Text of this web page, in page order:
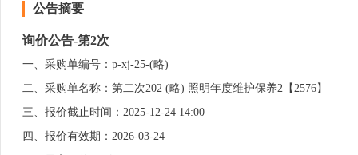
公告摘要
询价公告-第2次
一、采购单编号：p-xj-25-(略)
二、采购单名称：第二次202 (略) 照明年度维护保养2【2576】
三、报价截止时间：2025-12-24 14:00
四、报价有效期：2026-03-24